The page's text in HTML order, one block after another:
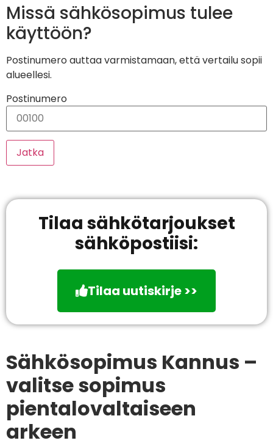
Missä sähkösopimus tulee
käyttöön?
Postinumero auttaa varmistamaan, että vertailu sopii
alueellesi.
Postinumero
Jatka
Tilaa sähkötarjoukset
sähköpostiisi:
Tilaa uutiskirje >>
Sähkösopimus Kannus –
valitse sopimus
pientalovaltaiseen
arkeen